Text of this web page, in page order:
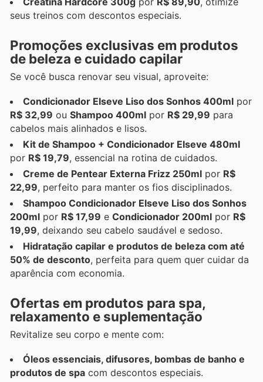
seus treinos com descontos especiais.
Promoções exclusivas em produtos
de beleza e cuidado capilar
Se você busca renovar seu visual, aproveite:
Condicionador Elseve Liso dos Sonhos 400ml por
R$ 32,99 ou Shampoo 400ml por R$ 29,99 para
cabelos mais alinhados e lisos.
Kit de Shampoo + Condicionador Elseve 480ml
por R$ 19,79, essencial na rotina de cuidados.
Creme de Pentear Externa Frizz 250ml por R$
22,99, perfeito para manter os fios disciplinados.
Shampoo Condicionador Elseve Liso dos Sonhos
200ml por R$ 17,99 e Condicionador 200ml por R$
19,99, deixando seu cabelo saudável e sedoso.
Hidratação capilar e produtos de beleza com até
50% de desconto, perfeita para quem quer cuidar da
aparência com economia.
Ofertas em produtos para spa,
relaxamento e suplementação
Revitalize seu corpo e mente com:
Óleos essenciais, difusores, bombas de banho e
produtos de spa com descontos especiais.